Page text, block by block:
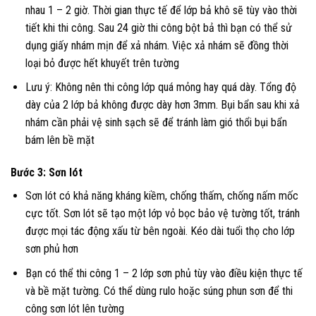
nhau 1 – 2 giờ. Thời gian thực tế để lớp bả khô sẽ tùy vào thời
tiết khi thi công. Sau 24 giờ thi công bột bả thì bạn có thể sử
dụng giấy nhám mịn để xả nhám. Việc xả nhám sẽ đồng thời
loại bỏ được hết khuyết trên tường
Lưu ý: Không nên thi công lớp quá mỏng hay quá dày. Tổng độ
dày của 2 lớp bả không được dày hơn 3mm. Bụi bẩn sau khi xả
nhám cần phải vệ sinh sạch sẽ để tránh làm gió thổi bụi bẩn
bám lên bề mặt
Bước 3: Sơn lót
Sơn lót có khả năng kháng kiềm, chống thấm, chống nấm mốc
cực tốt. Sơn lót sẽ tạo một lớp vỏ bọc bảo vệ tường tốt, tránh
được mọi tác động xấu từ bên ngoài. Kéo dài tuổi thọ cho lớp
sơn phủ hơn
Bạn có thể thi công 1 – 2 lớp sơn phủ tùy vào điều kiện thực tế
và bề mặt tường. Có thể dùng rulo hoặc súng phun sơn để thi
công sơn lót lên tường